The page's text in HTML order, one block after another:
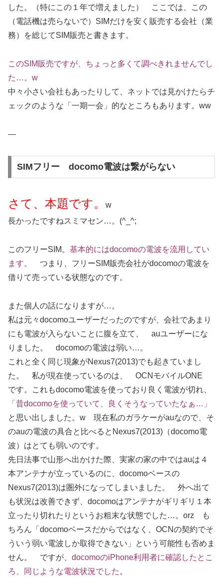
した。（特にこの１年で増えました） ここでは、この
（電話機は売らないで）SIMだけを安く販売する会社（業
務）を総じてSIM販売と書きます。
このSIM販売ですが、ちょっと多くて調べきれませんでし
た…。w
中々小さい会社もあったりして、ネットでは見かけたらチ
ェックのような「一期一会」的なところもあります。ww
—
SIMフリー docomo電波は繋がらない
さて、本題です。
w
長かったですねスミマセン…。(^_^;
このフリーSIM。 基本的にはdocomoの電波を流用してい
ます。
つまり、フリーSIM販売会社がdocomoの電波を
借りて売っている状態なのです。
また個人の話になりますが…。
私は元々docomoユーザーだったのですが、会社であまり
にも電波が入らないことに腹を立て、 auユーザーにな
りました。 docomoの電波は弱い…。
これと全く同じ現象がNexus7(2013)でも起きていまし
た。 私が現在使っているのは、 OCNモバイルONE
です。これもdocomo電波を使っており良く電波が切れ、
「昔docomoを使っていて、良くそうなっていたなぁ…」
と思い出しました。w 現在私のガラケーがauなので、そ
のauの電波の具合と比べるとNexus7(2013)（docomo電
波）はとても弱いのです。
先日法事で山形へ出かけた際、実家の家の中ではauは４
本アンテナが立っているのに、docomoベースの
Nexus7(2013)は圏外になってしまいました。 外へ出て
も状況は改善できず、docomoはアンテナがギリギリ１本
立ったり切れたりというお粗末な状態でした…。orz も
ちろん「docomoベースだからではなく、OCNの契約でそ
ういう弱い電波しか取得できない」という可能性も否めま
せん。 ですが、 docomoのiPhone利用者に確認したとこ
ろ、同じような電波状況でした 。